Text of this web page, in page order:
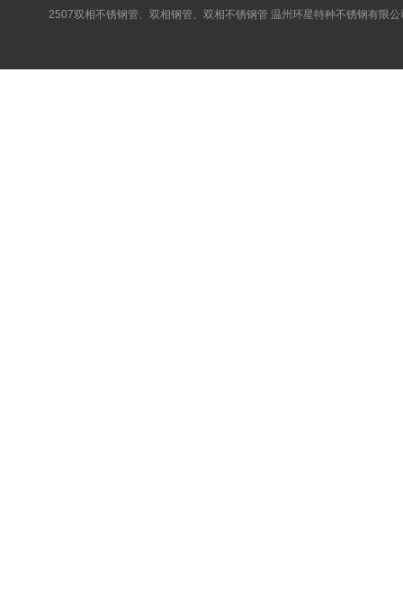
2507双相不锈钢管、双相钢管、双相不锈钢管 温州环星特种不锈钢有限